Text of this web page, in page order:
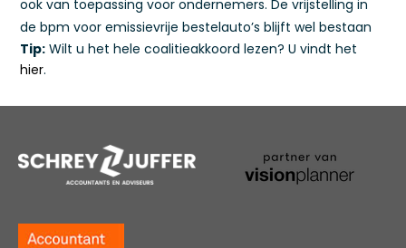
ook van toepassing voor ondernemers. De vrijstelling in
de bpm voor emissievrije bestelauto’s blijft wel bestaan
Tip: Wilt u het hele coalitieakkoord lezen? U vindt het
hier.